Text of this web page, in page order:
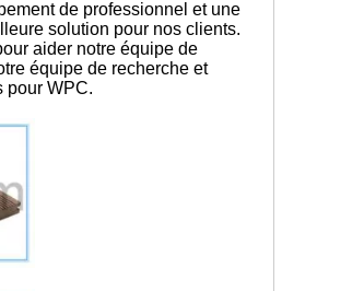
de professionnel et une
solution pour nos clients.
aider notre équipe de
équipe de recherche et
pour WPC.